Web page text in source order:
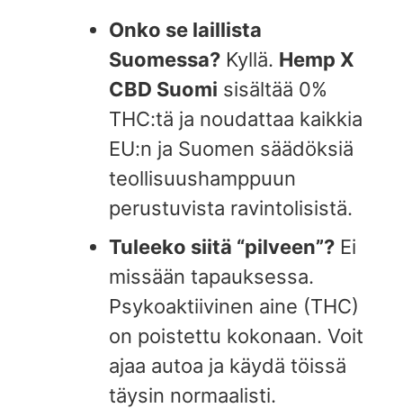
Onko se laillista
Suomessa? Kyllä. Hemp X
CBD Suomi sisältää 0%
THC:tä ja noudattaa kaikkia
EU:n ja Suomen säädöksiä
teollisuushamppuun
perustuvista ravintolisistä.
Tuleeko siitä “pilveen”? Ei
missään tapauksessa.
Psykoaktiivinen aine (THC)
on poistettu kokonaan. Voit
ajaa autoa ja käydä töissä
täysin normaalisti.